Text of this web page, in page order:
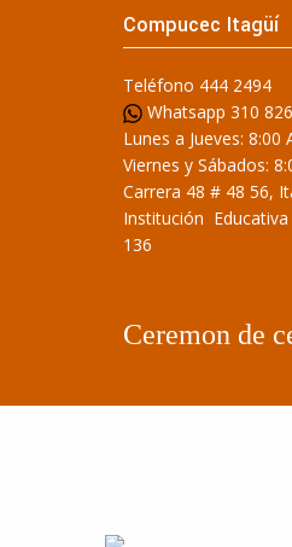
Compucec Itagüí
Teléfono 444 2494
Whatsapp 310
Lunes a Jueves: 8:00
Viernes y Sábados:
Carrera 48 # 48 56,
Institución
136
Ceremon de